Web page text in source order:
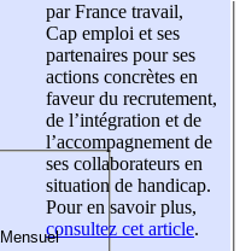
par France travail,
Cap emploi et ses
partenaires pour ses
actions concrètes en
faveur du recrutement,
de l’intégration et de
l’accompagnement de
ses collaborateurs en
situation de handicap.
Pour en savoir plus,
consultez cet article.